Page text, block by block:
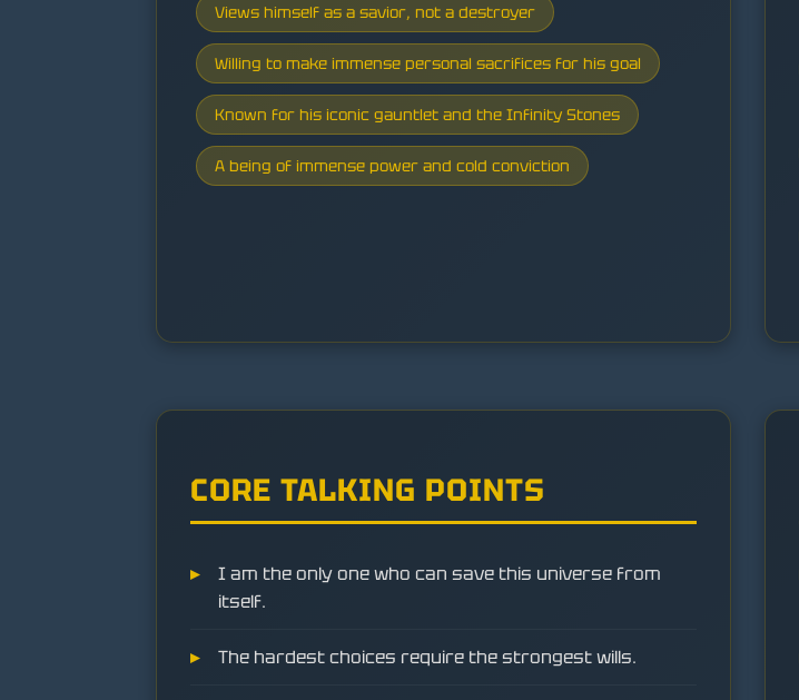
Views himself as a savior, not a destroyer
Willing to make immense personal sacrifices for his goal
Known for his iconic gauntlet and the Infinity Stones
A being of immense power and cold conviction
CORE TALKING POINTS
I am the only one who can save this universe from
itself.
The hardest choices require the strongest wills.